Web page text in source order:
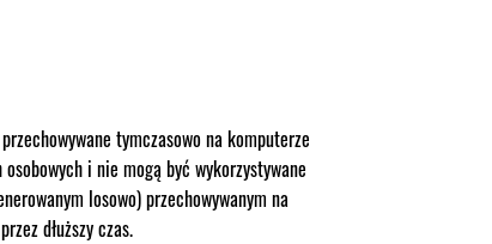
tymczasowo na komputerze
i nie mogą być wykorzystywane
losowo) przechowywanym na
dłuższy czas.